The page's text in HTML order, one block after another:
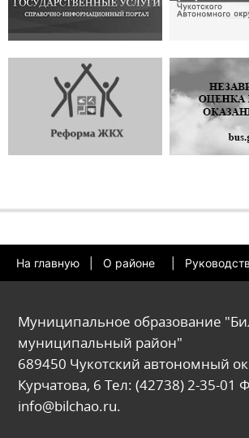
На главную О районе
Муниципальное образование
муниципальный район"
689450 Чукотский автономный
Курчатова, 6 Тел: (42738) 2-35-01
info@bilchao.ru.